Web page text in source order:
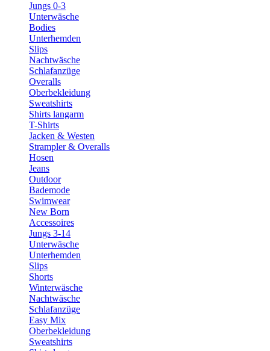
Jungs 0-3
Unterwäsche
Bodies
Unterhemden
Slips
Nachtwäsche
Schlafanzüge
Overalls
Oberbekleidung
Sweatshirts
Shirts langarm
T-Shirts
Jacken & Westen
Strampler & Overalls
Hosen
Jeans
Outdoor
Bademode
Swimwear
New Born
Accessoires
Jungs 3-14
Unterwäsche
Unterhemden
Slips
Shorts
Winterwäsche
Nachtwäsche
Schlafanzüge
Easy Mix
Oberbekleidung
Sweatshirts